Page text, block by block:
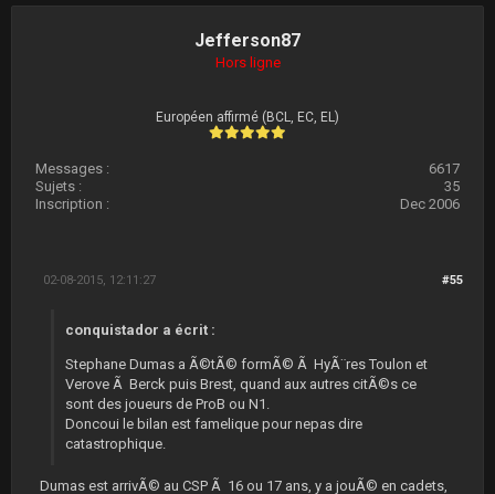
Jefferson87
Hors ligne
Européen affirmé (BCL, EC, EL)
Messages :
6617
Sujets :
35
Inscription :
Dec 2006
#55
02-08-2015, 12:11:27
conquistador a écrit :
Stephane Dumas a Ã©tÃ© formÃ© Ã HyÃ¨res Toulon et
Verove Ã Berck puis Brest, quand aux autres citÃ©s ce
sont des joueurs de ProB ou N1.
Doncoui le bilan est famelique pour nepas dire
catastrophique.
Dumas est arrivÃ© au CSP Ã 16 ou 17 ans, y a jouÃ© en cadets,